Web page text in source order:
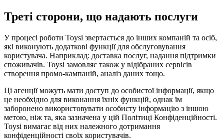
Треті сторони, що надають послуги
У процесі роботи Toysi звертається до інших компаній та осіб,
які виконують додаткові функції для обслуговування
користувача. Наприклад: доставка послуг, надання підтримки
споживачів. Toysi замовляє також у відібраних сервісів
створення промо-кампаній, аналіз даних тощо.
Ці агенції можуть мати доступ до особистої інформації, якщо
це необхідно для виконання їхніх функцій, однак їм
заборонено використовувати особисту інформацію з іншою
метою, ніж та, яка зазначена у цій Політиці Конфіденційності.
Toysi вимагає від них належного дотримання
конфіденційності своїх користувачів.